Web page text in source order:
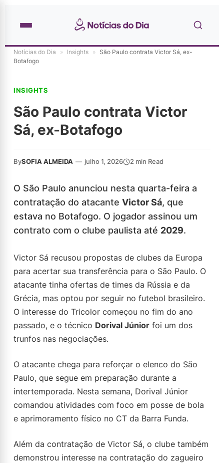
Notícias do Dia » Insights » São Paulo contrata Victor Sá, ex-
Botafogo
INSIGHTS
São Paulo contrata Victor
Sá, ex-Botafogo
BySOFIA ALMEIDA — julho 1, 2026 2 min Read
O São Paulo anunciou nesta quarta-feira a
contratação do atacante Victor Sá, que
estava no Botafogo. O jogador assinou um
contrato com o clube paulista até 2029.
Victor Sá recusou propostas de clubes da Europa
para acertar sua transferência para o São Paulo. O
atacante tinha ofertas de times da Rússia e da
Grécia, mas optou por seguir no futebol brasileiro.
O interesse do Tricolor começou no fim do ano
passado, e o técnico Dorival Júnior foi um dos
trunfos nas negociações.
O atacante chega para reforçar o elenco do São
Paulo, que segue em preparação durante a
intertemporada. Nesta semana, Dorival Júnior
comandou atividades com foco em posse de bola
e aprimoramento físico no CT da Barra Funda.
Além da contratação de Victor Sá, o clube também
demonstrou interesse na contratação do zagueiro